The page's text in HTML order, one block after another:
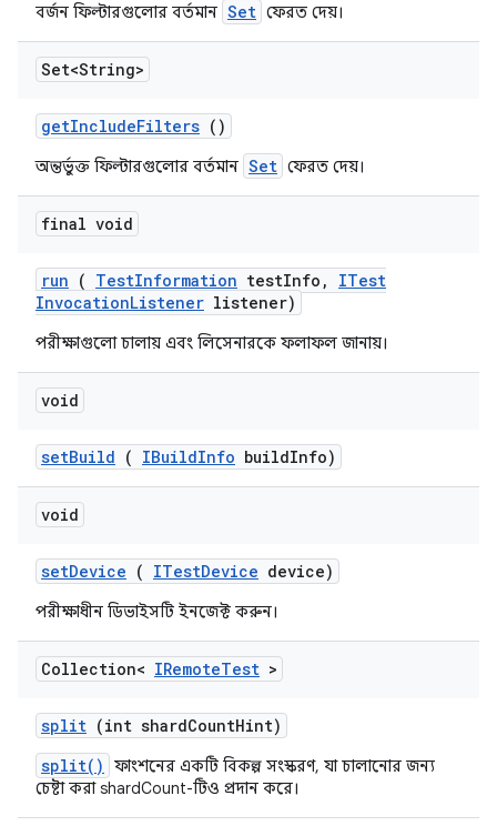
বর্জন ফিল্টারগুলোর বর্তমান Set ফেরত দেয়।
Set<String>
getIncludeFilters ()
অন্তর্ভুক্ত ফিল্টারগুলোর বর্তমান Set ফেরত দেয়।
final void
run ( TestInformation testInfo ,
ITest
InvocationListener listener)
পরীক্ষাগুলো চালায় এবং লিসেনারকে ফলাফল জানায়।
void
setBuild ( IBuildInfo buildInfo)
void
setDevice ( ITestDevice device)
পরীক্ষাধীন ডিভাইসটি ইনজেক্ট করুন।
Collection< IRemoteTest >
split (int shardCountHint)
split()
ফাংশনের একটি বিকল্প সংস্করণ, যা চালানোর জন্য
চেষ্টা করা shardCount-টিও প্রদান করে।